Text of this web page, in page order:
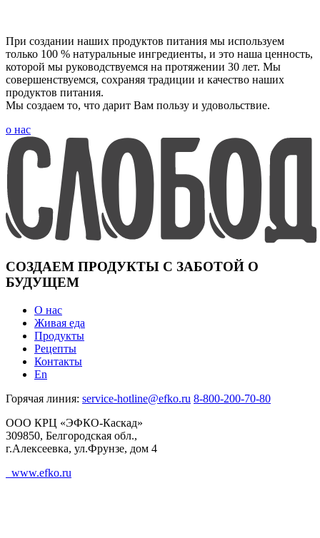
При создании наших продуктов питания мы используем
только 100 % натуральные ингредиенты, и это наша ценность,
которой мы руководствуемся на протяжении 30 лет. Мы
совершенствуемся, сохраняя традиции и качество наших
продуктов питания.
Мы создаем то, что дарит Вам пользу и удовольствие.
о нас
СОЗДАЕМ ПРОДУКТЫ С ЗАБОТОЙ О
БУДУЩЕМ
О нас
Живая еда
Продукты
Рецепты
Контакты
En
Горячая линия: service-hotline@efko.ru 8-800-200-70-80
ООО КРЦ «ЭФКО-Каскад»
309850, Белгородская обл.,
г.Алексеевка, ул.Фрунзе, дом 4
www.efko.ru